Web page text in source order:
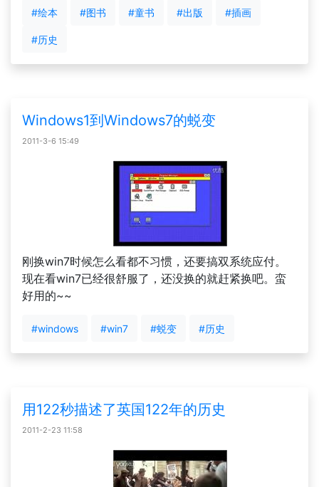
#绘本 #图书 #童书 #出版 #插画
#历史
Windows1到Windows7的蜕变
2011-3-6 15:49
刚换win7时候怎么看都不习惯，还要搞双系统应付。
现在看win7已经很舒服了，还没换的就赶紧换吧。蛮
好用的~~
#windows #win7 #蜕变 #历史
用122秒描述了英国122年的历史
2011-2-23 11:58